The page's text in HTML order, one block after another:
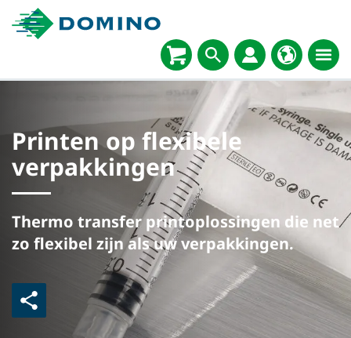
Printen op flexibele
verpakkingen
Thermo transfer printoplossingen die net
zo flexibel zijn als uw verpakkingen.